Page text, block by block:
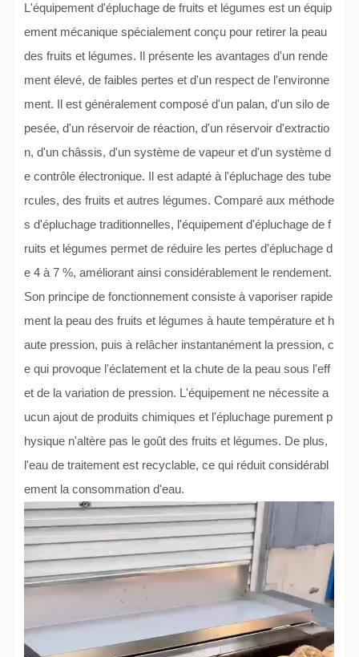
L'équipement d'épluchage de fruits et légumes est un équip
ement mécanique spécialement conçu pour retirer la peau
des fruits et légumes. Il présente les avantages d'un rende
ment élevé, de faibles pertes et d'un respect de l'environne
ment. Il est généralement composé d'un palan, d'un silo de
pesée, d'un réservoir de réaction, d'un réservoir d'extractio
n, d'un châssis, d'un système de vapeur et d'un système d
e contrôle électronique. Il est adapté à l'épluchage des tube
rcules, des fruits et autres légumes. Comparé aux méthode
s d'épluchage traditionnelles, l'équipement d'épluchage de f
ruits et légumes permet de réduire les pertes d'épluchage d
e 4 à 7 %, améliorant ainsi considérablement le rendement.
Son principe de fonctionnement consiste à vaporiser rapide
ment la peau des fruits et légumes à haute température et h
aute pression, puis à relâcher instantanément la pression, c
e qui provoque l'éclatement et la chute de la peau sous l'eff
et de la variation de pression. L'équipement ne nécessite a
ucun ajout de produits chimiques et l'épluchage purement p
hysique n'altère pas le goût des fruits et légumes. De plus,
l'eau de traitement est recyclable, ce qui réduit considérabl
ement la consommation d'eau.